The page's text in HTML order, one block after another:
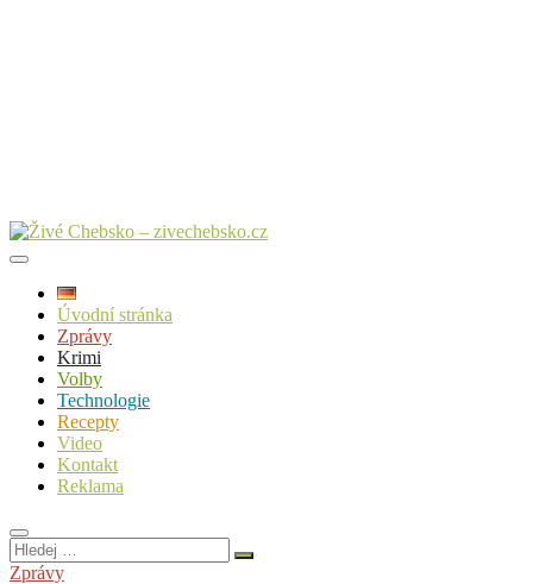
Úvodní stránka
Zprávy
Krimi
Volby
Technologie
Recepty
Video
Kontakt
Reklama
Hledej
…
Zprávy